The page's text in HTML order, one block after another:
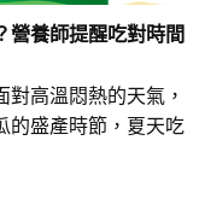
營養師提醒吃對時間
高溫悶熱的天氣，
的盛產時節，夏天吃